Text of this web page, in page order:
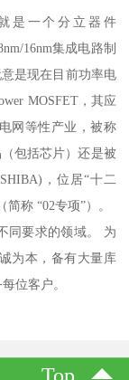
是一个分立器件
16nm集成电路制
是现在目前功率电
MOSFET，其应
网等性产业，被称
包括芯片）还是被
，位居“十二
称 “02专项”）。
同要求的领域。 为
为本，备有大量库
位客户。
Top